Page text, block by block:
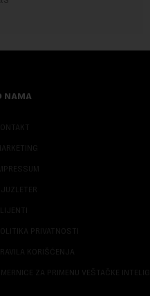
NAMA
PRIVATNOSTI
KORIŠĆENJA
ZA PRIMENU VEŠTAČKE